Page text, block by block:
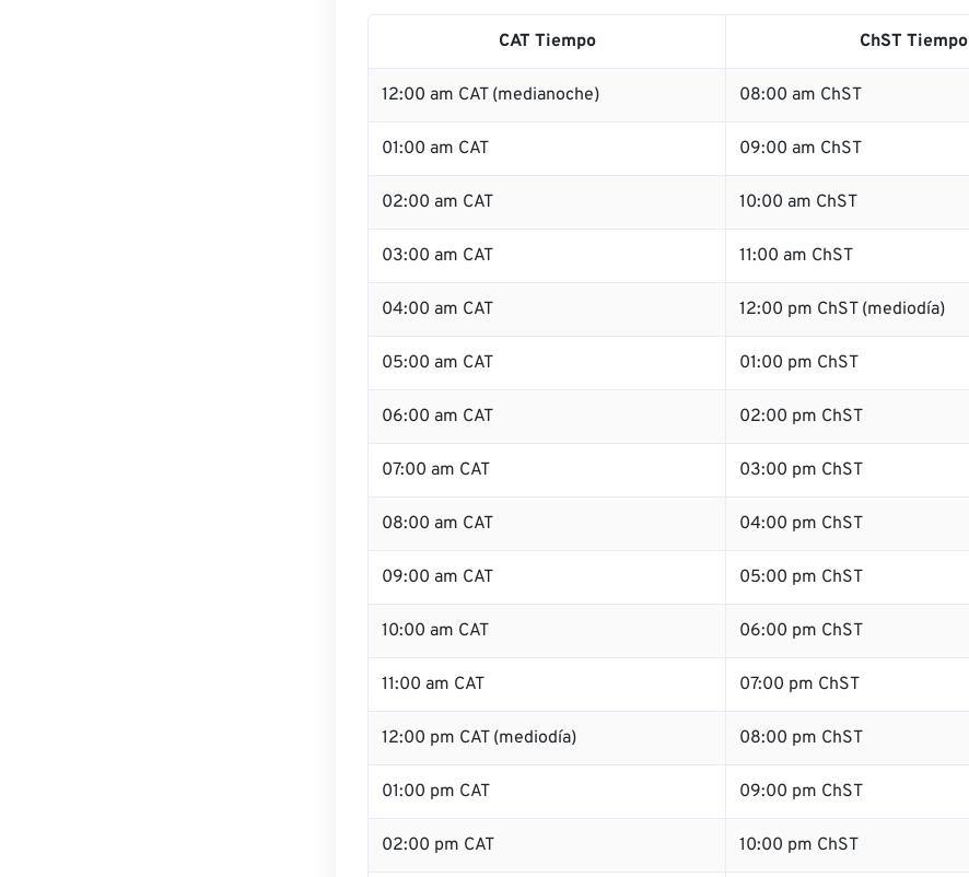
CAT Tiempo ChST Tiempo
12:00 am CAT (medianoche) 08:00 am ChST
01:00 am CAT 09:00 am ChST
02:00 am CAT 10:00 am ChST
03:00 am CAT 11:00 am ChST
04:00 am CAT 12:00 pm ChST (mediodía)
05:00 am CAT 01:00 pm ChST
06:00 am CAT 02:00 pm ChST
07:00 am CAT 03:00 pm ChST
08:00 am CAT 04:00 pm ChST
09:00 am CAT 05:00 pm ChST
10:00 am CAT 06:00 pm ChST
11:00 am CAT 07:00 pm ChST
12:00 pm CAT (mediodía) 08:00 pm ChST
01:00 pm CAT 09:00 pm ChST
02:00 pm CAT 10:00 pm ChST